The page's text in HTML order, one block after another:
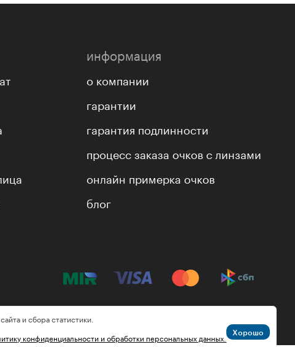
информация
о компании
гарантии
гарантия подлинности
процесс заказа очков с линзами
онлайн примерка очков
блог
и сбора статистики.
конфиденциальности и обработки персональных данных. Хорошо